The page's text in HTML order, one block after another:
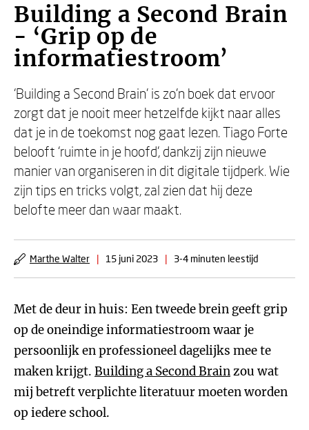
Building a Second Brain
- ‘Grip op de
informatiestroom’
‘Building a Second Brain’ is zo’n boek dat ervoor
zorgt dat je nooit meer hetzelfde kijkt naar alles
dat je in de toekomst nog gaat lezen. Tiago Forte
belooft ‘ruimte in je hoofd’, dankzij zijn nieuwe
manier van organiseren in dit digitale tijdperk. Wie
zijn tips en tricks volgt, zal zien dat hij deze
belofte meer dan waar maakt.
Marthe Walter | 15 juni 2023 | 3-4 minuten leestijd
Met de deur in huis: Een tweede brein geeft grip
op de oneindige informatiestroom waar je
persoonlijk en professioneel dagelijks mee te
maken krijgt. Building a Second Brainzou wat
mij betreft verplichte literatuur moeten worden
op iedere school.